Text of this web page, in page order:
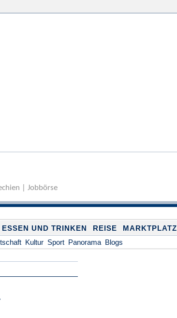
| Jobbörse
ESSEN UND TRINKEN REISE MARKTPLATZ
Kultur Sport Panorama Blogs